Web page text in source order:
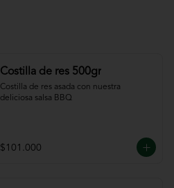
Costilla de res 500gr
Costilla de res asada con nuestra
deliciosa salsa BBQ
$101.000